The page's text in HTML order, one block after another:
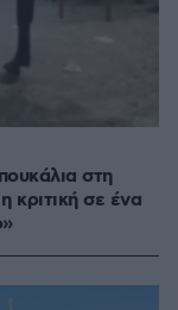
στη
σε ένα